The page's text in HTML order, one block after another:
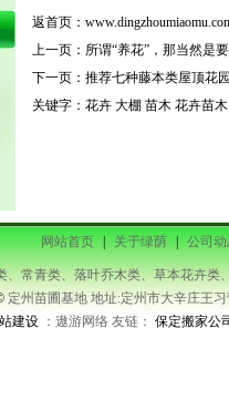
返首页：
上一页： 所谓“养花”，那当然是
下一页： 推荐七种藤本类屋顶花
关键字： 花卉 大棚 苗木 花卉苗木
网站首页 | 关于绿荫 | 公司
常青类、落叶乔木类、草本花卉类
定州苗圃基地 地址:定州市大辛庄王
建设 ：遨游网络 友链：保定搬家公